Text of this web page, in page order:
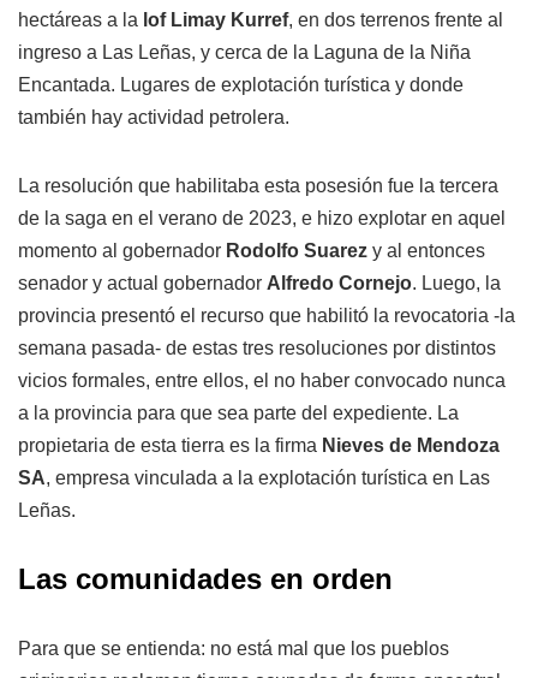
hectáreas a la lof Limay Kurref, en dos terrenos frente al
ingreso a Las Leñas, y cerca de la Laguna de la Niña
Encantada. Lugares de explotación turística y donde
también hay actividad petrolera.
La resolución que habilitaba esta posesión fue la tercera
de la saga en el verano de 2023, e hizo explotar en aquel
momento al gobernador Rodolfo Suarez y al entonces
senador y actual gobernador Alfredo Cornejo. Luego, la
provincia presentó el recurso que habilitó la revocatoria -la
semana pasada- de estas tres resoluciones por distintos
vicios formales, entre ellos, el no haber convocado nunca
a la provincia para que sea parte del expediente. La
propietaria de esta tierra es la firma Nieves de Mendoza
SA, empresa vinculada a la explotación turística en Las
Leñas.
Las comunidades en orden
Para que se entienda: no está mal que los pueblos